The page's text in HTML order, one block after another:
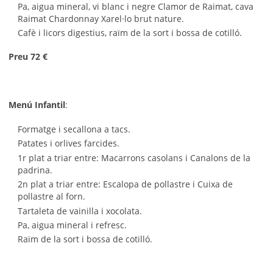
Pa, aigua mineral, vi blanc i negre Clamor de Raimat, cava
Raimat Chardonnay Xarel·lo brut nature.
Cafè i licors digestius, raïm de la sort i bossa de cotilló.
Preu 72 €
Menú Infantil:
Formatge i secallona a tacs.
Patates i orlives farcides.
1r plat a triar entre: Macarrons casolans i Canalons de la
padrina.
2n plat a triar entre: Escalopa de pollastre i Cuixa de
pollastre al forn.
Tartaleta de vainilla i xocolata.
Pa, aigua mineral i refresc.
Raïm de la sort i bossa de cotilló.